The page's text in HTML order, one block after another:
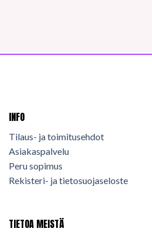
INFO
Tilaus- ja toimitusehdot
Asiakaspalvelu
Peru sopimus
Rekisteri- ja tietosuojaseloste
TIETOA MEISTÄ